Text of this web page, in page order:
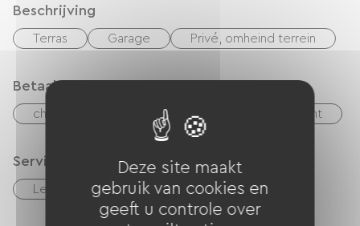
Beschrijving
Terras Garage Privé, omheind terrein
Betaalmethoden
checks Paypal overdracht
Services
Lening van fietsen
Deze site maakt
gebruik van cookies en
geeft u controle over